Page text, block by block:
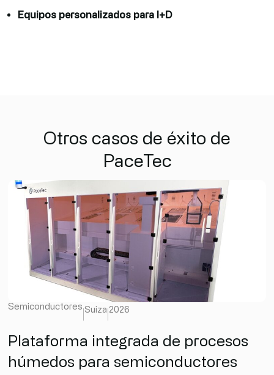
Equipos personalizados para I+D
Otros casos de éxito de
PaceTec
Semiconductores Suiza 2026
Plataforma integrada de procesos
húmedos para semiconductores